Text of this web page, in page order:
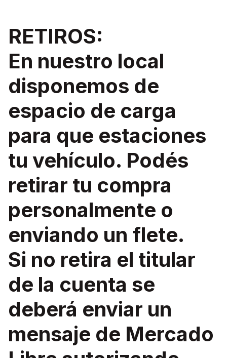
RETIROS:
En nuestro local
disponemos de
espacio de carga
para que estaciones
tu vehículo. Podés
retirar tu compra
personalmente o
enviando un flete.
Si no retira el titular
de la cuenta se
deberá enviar un
mensaje de Mercado